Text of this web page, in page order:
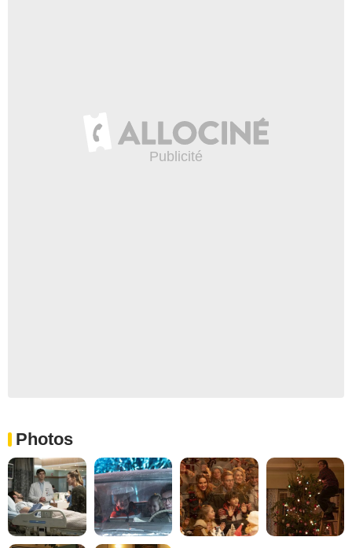
Photos